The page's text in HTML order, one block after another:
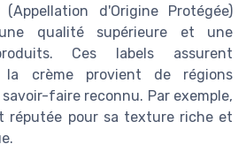
(Appellation d'Origine Protégée)
qualité supérieure et une
Ces labels assurent
la crème provient de régions
faire reconnu. Par exemple,
réputée pour sa texture riche et